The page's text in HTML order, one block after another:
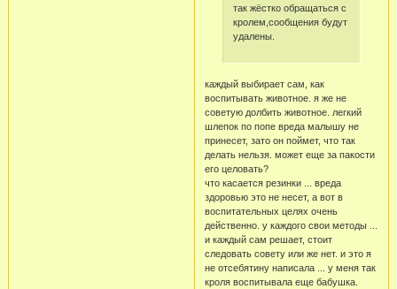
так жёстко обращаться с
кролем,сообщения будут
удалены.
каждый выбирает сам, как
воспитывать животное. я же не
советую долбить животное. легкий
шлепок по попе вреда малышу не
принесет, зато он поймет, что так
делать нельзя. может еще за пакости
его целовать?
что касается резинки ... вреда
здоровью это не несет, а вот в
воспитательных целях очень
действенно. у каждого свои методы ...
и каждый сам решает, стоит
следовать совету или же нет. и это я
не отсебятину написала ... у меня так
кроля воспитывала еще бабушка.